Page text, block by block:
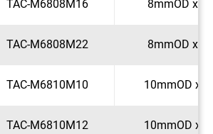
TAC-M6808M16 8mmOD x
TAC-M6808M22 8mmOD x
TAC-M6810M10 10mmOD x
TAC-M6810M12 10mmOD x